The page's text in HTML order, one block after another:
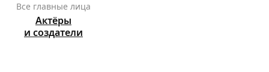
Все главные лица
Актёры
и создатели